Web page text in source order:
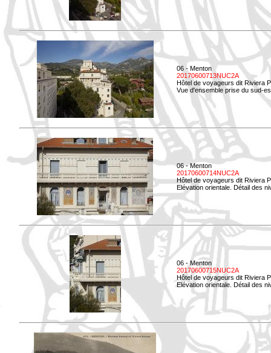
06 - Menton
20170600713NUC2A
Hôtel de voyageurs dit Riviera
Vue d'ensemble prise du sud-
06 - Menton
20170600714NUC2A
Hôtel de voyageurs dit Riviera
Elévation orientale. Détail des
06 - Menton
20170600715NUC2A
Hôtel de voyageurs dit Riviera
Elévation orientale. Détail des